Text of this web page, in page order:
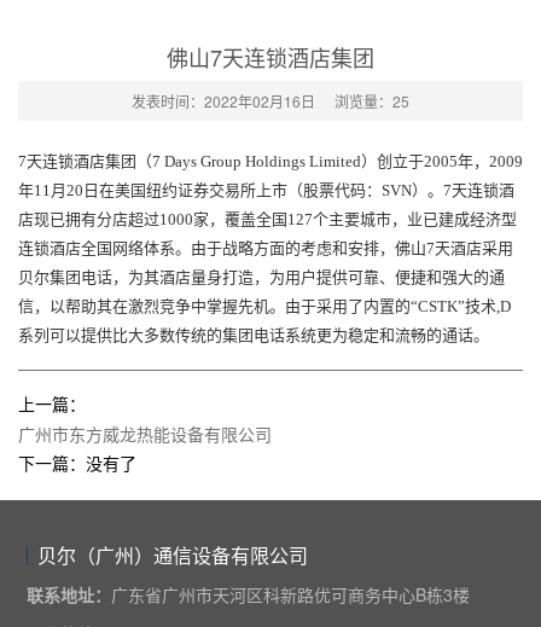
佛山7天连锁酒店集团
发表时间：2022年02月16日 浏览量：25
7天连锁酒店集团（7 Days Group Holdings Limited）创立于2005年，2009
年11月20日在美国纽约证券交易所上市（股票代码：SVN）。7天连锁酒
店现已拥有分店超过1000家，覆盖全国127个主要城市，业已建成经济型
连锁酒店全国网络体系。由于战略方面的考虑和安排，佛山7天酒店采用
贝尔集团电话，为其酒店量身打造，为用户提供可靠、便捷和强大的通
信，以帮助其在激烈竞争中掌握先机。由于采用了内置的“CSTK”技术,D
系列可以提供比大多数传统的集团电话系统更为稳定和流畅的通话。
上一篇：
广州市东方威龙热能设备有限公司
下一篇：没有了
贝尔（广州）通信设备有限公司
联系地址： 广东省广州市天河区科新路优可商务中心B栋3楼